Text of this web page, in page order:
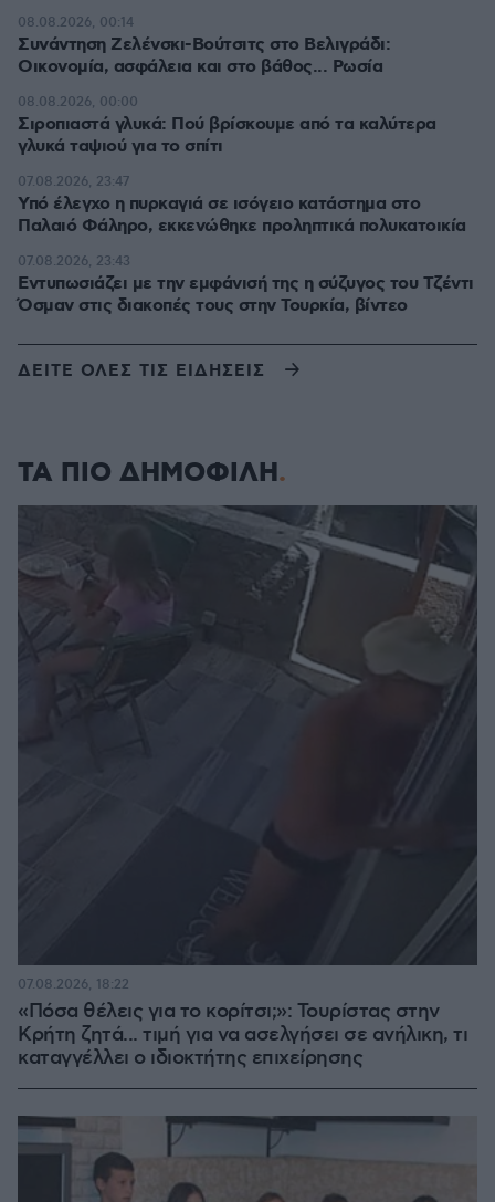
Συνάντηση Ζελένσκι-Βούτσιτς στο Βελιγράδι:
Οικονομία, ασφάλεια και στο βάθος... Ρωσία
08.08.2026, 00:14
Σιροπιαστά γλυκά: Πού βρίσκουμε από τα καλύτερα
γλυκά ταψιού για το σπίτι
08.08.2026, 00:00
Υπό έλεγχο η πυρκαγιά σε ισόγειο κατάστημα στο
Παλαιό Φάληρο, εκκενώθηκε προληπτικά πολυκατοικία
07.08.2026, 23:47
Εντυπωσιάζει με την εμφάνισή της η σύζυγος του Τζέντι
Όσμαν στις διακοπές τους στην Τουρκία, βίντεο
07.08.2026, 23:43
ΔΕΙΤΕ ΟΛΕΣ ΤΙΣ ΕΙΔΗΣΕΙΣ
ΤΑ ΠΙΟ ΔΗΜΟΦΙΛΗ
«Πόσα θέλεις για το κορίτσι;»: Τουρίστας στην
Κρήτη ζητά... τιμή για να ασελγήσει σε ανήλικη, τι
καταγγέλλει ο ιδιοκτήτης επιχείρησης
07.08.2026, 18:22